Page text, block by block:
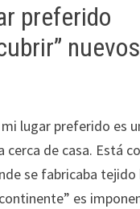
preferido
lugar preferido es
cerca de casa. Está
se fabricaba tejido
es